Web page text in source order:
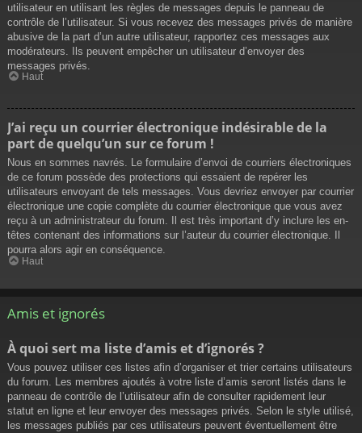
utilisateur en utilisant les règles de messages depuis le panneau de
contrôle de l’utilisateur. Si vous recevez des messages privés de manière
abusive de la part d’un autre utilisateur, rapportez ces messages aux
modérateurs. Ils peuvent empêcher un utilisateur d’envoyer des
messages privés.
Haut
J’ai reçu un courrier électronique indésirable de la
part de quelqu’un sur ce forum !
Nous en sommes navrés. Le formulaire d’envoi de courriers électroniques
de ce forum possède des protections qui essaient de repérer les
utilisateurs envoyant de tels messages. Vous devriez envoyer par courrier
électronique une copie complète du courrier électronique que vous avez
reçu à un administrateur du forum. Il est très important d’y inclure les en-
têtes contenant des informations sur l’auteur du courrier électronique. Il
pourra alors agir en conséquence.
Haut
Amis et ignorés
À quoi sert ma liste d’amis et d’ignorés ?
Vous pouvez utiliser ces listes afin d’organiser et trier certains utilisateurs
du forum. Les membres ajoutés à votre liste d’amis seront listés dans le
panneau de contrôle de l’utilisateur afin de consulter rapidement leur
statut en ligne et leur envoyer des messages privés. Selon le style utilisé,
les messages publiés par ces utilisateurs peuvent éventuellement être